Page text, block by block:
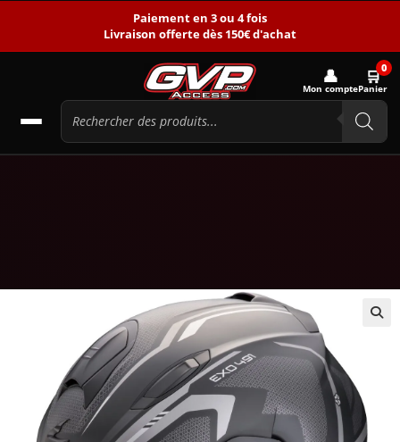
Paiement en 3 ou 4 fois
Livraison offerte dès 150€ d'achat
👤
Mon compte
🛒0
Panier
-31%